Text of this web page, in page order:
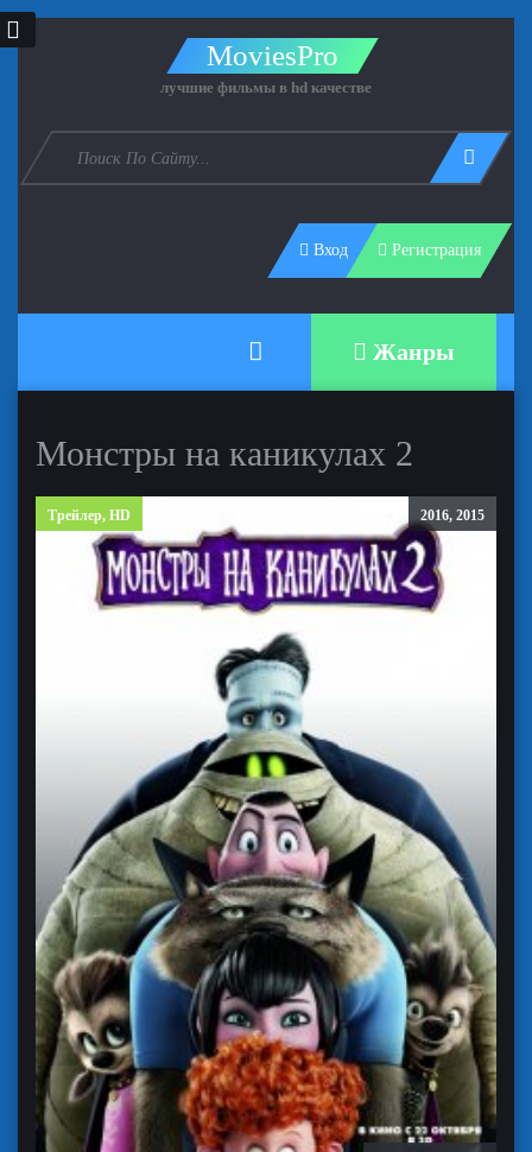
MoviesPro
лучшие фильмы в hd качестве
Вход Регистрация
Жанры
Монстры на каникулах 2
Трейлер, HD 2016, 2015